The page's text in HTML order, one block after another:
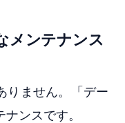
メンテナンス
りません。「デー
ンスです。